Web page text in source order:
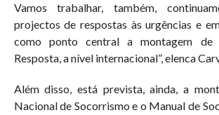
Vamos trabalhar, também,
projectos de respostas às urgências e
como ponto central a montagem de
Resposta, a nível internacional”, elenca
Além disso, está prevista, ainda, a
Nacional de Socorrismo e o Manual de